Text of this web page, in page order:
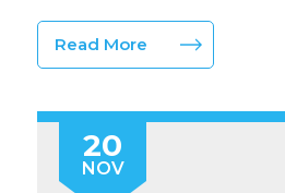
Read More
20
NOV